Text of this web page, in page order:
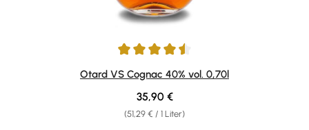
Durchschnittliche Bewertung von 4.5 von 5 Sternen
Otard VS Cognac 40% vol. 0,70l
(51,29 € / 1 Liter)
Regulärer Preis:
35,90 €